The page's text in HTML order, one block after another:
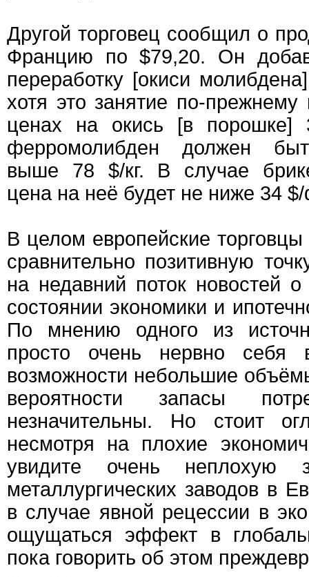
Другой торговец сообщил о
Францию по $79,20. Он
переработку [окиси
хотя это занятие по-
ценах на окись [в порошке]
ферромолибден должен
выше 78 $/кг. В случае
цена на неё будет не ниже 34
В целом европейские
сравнительно позитивную
на недавний поток новостей
состоянии экономики и
По мнению одного из
просто очень нервно себя
возможности небольшие
вероятности запасы
незначительны. Но стоит
несмотря на плохие
увидите очень неплохую
металлургических заводов в
в случае явной рецессии в
ощущаться эффект в
пока говорить об этом